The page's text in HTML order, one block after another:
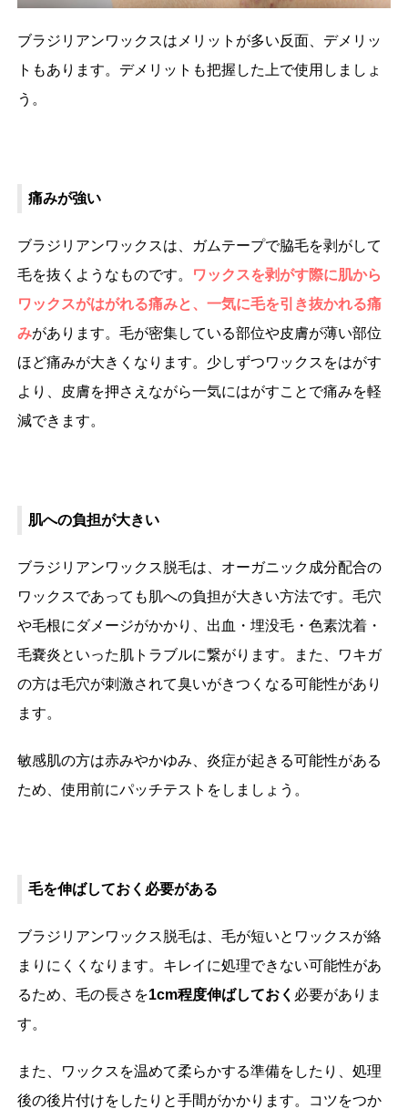
ブラジリアンワックスはメリットが多い反面、デメリッ
トもあります。デメリットも把握した上で使用しましょ
う。
痛みが強い
ブラジリアンワックスは、ガムテープで脇毛を剥がして
毛を抜くようなものです。
ワックスを剥がす際に肌から
ワックスがはがれる痛みと、一気に毛を引き抜かれる痛
みがあります。毛が密集している部位や皮膚が薄い部位
ほど痛みが大きくなります。少しずつワックスをはがす
より、皮膚を押さえながら一気にはがすことで痛みを軽
減できます。
肌への負担が大きい
ブラジリアンワックス脱毛は、オーガニック成分配合の
ワックスであっても肌への負担が大きい方法です。毛穴
や毛根にダメージがかかり、出血・埋没毛・色素沈着・
毛嚢炎といった肌トラブルに繋がります。また、ワキガ
の方は毛穴が刺激されて臭いがきつくなる可能性があり
ます。
敏感肌の方は赤みやかゆみ、炎症が起きる可能性がある
ため、使用前にパッチテストをしましょう。
毛を伸ばしておく必要がある
ブラジリアンワックス脱毛は、毛が短いとワックスが絡
まりにくくなります。キレイに処理できない可能性があ
るため、毛の長さを1cm程度伸ばしておく 必要がありま
す。
また、ワックスを温めて柔らかする準備をしたり、処理
後の後片付けをしたりと手間がかかります。コツをつか